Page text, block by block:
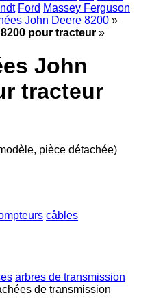
Ford Massey Ferguson
John Deere 8200 »
pour tracteur »
John
tracteur
pièce détachée)
câbles
arbres de transmission
de transmission